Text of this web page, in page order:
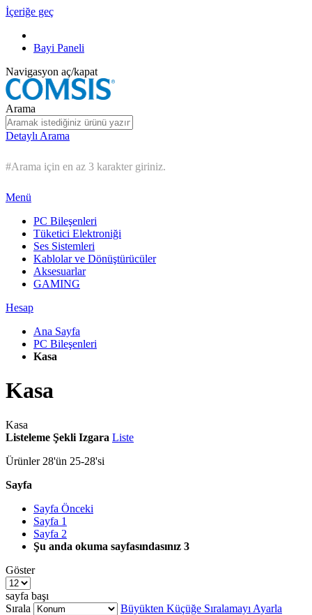
İçeriğe geç
Bayi Paneli
Navigasyon aç/kapat
Arama
Detaylı Arama
#Arama için en az 3 karakter giriniz.
Menü
PC Bileşenleri
Tüketici Elektroniği
Ses Sistemleri
Kablolar ve Dönüştürücüler
Aksesuarlar
GAMING
Hesap
Ana Sayfa
PC Bileşenleri
Kasa
Kasa
Kasa
Listeleme Şekli Izgara Liste
Ürünler 28'ün 25-28'si
Sayfa
Sayfa Önceki
Sayfa 1
Sayfa 2
Şu anda okuma sayfasındasınız 3
Göster
sayfa başı
Sırala
Büyükten Küçüğe Sıralamayı Ayarla